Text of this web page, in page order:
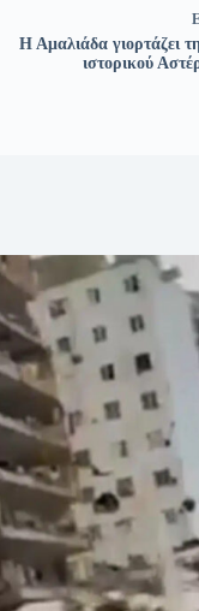
Η Αμαλιάδα γιορτάζει
ιστορικού